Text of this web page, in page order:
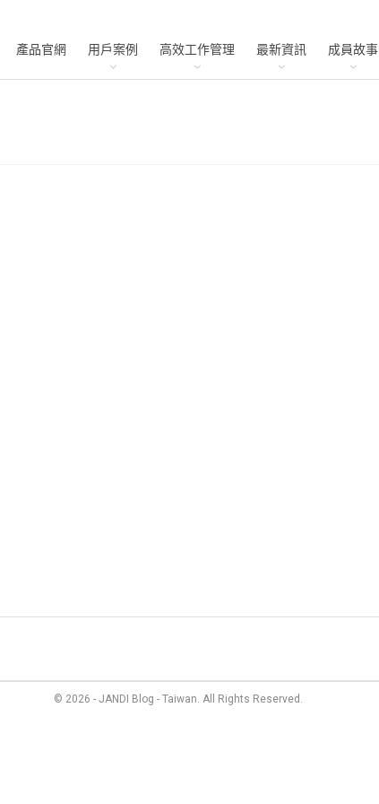
產品官網 用戶案例 高效工作管理 最新資訊 成員故事
© 2026 - JANDI Blog - Taiwan. All Rights Reserved.